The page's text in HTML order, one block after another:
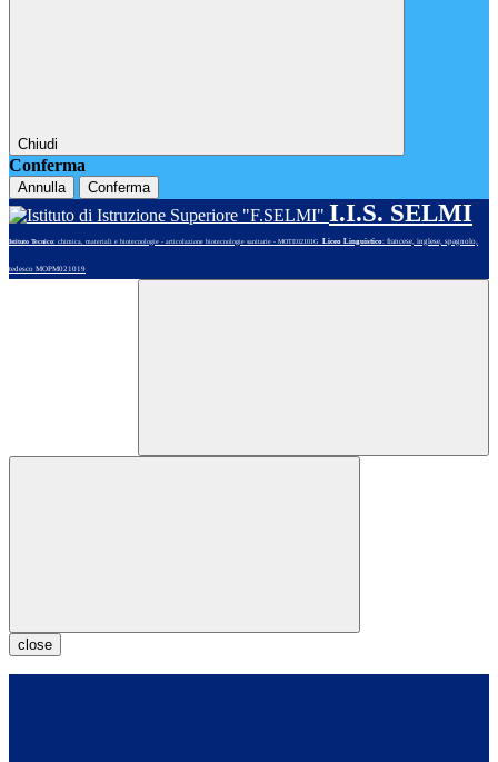
Chiudi
Conferma
Annulla Conferma
I.I.S. SELMI
Istituto Tecnico: chimica, materiali e biotecnologie - articolazione biotecnologie sanitarie - MOTE02101G Liceo Linguistico: francese, inglese, spagnolo,
tedesco MOPM021019
close